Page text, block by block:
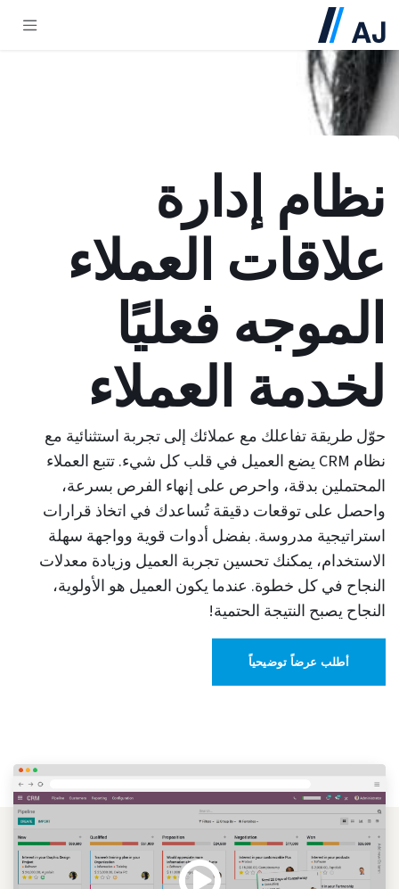
تخطي للذهاب إلى المحتوى
نظام إدارة
علاقات العملاء
الموجه فعليًا
لخدمة العملاء
حوّل طريقة تفاعلك مع عملائك إلى تجربة استثنائية مع
نظام CRM يضع العميل في قلب كل شيء. تتبع العملاء
المحتملين بدقة، واحرص على إنهاء الفرص بسرعة،
واحصل على توقعات دقيقة تُساعدك في اتخاذ قرارات
استراتيجية مدروسة. بفضل أدوات قوية وواجهة سهلة
الاستخدام، يمكنك تحسين تجربة العميل وزيادة معدلات
النجاح في كل خطوة. عندما يكون العميل هو الأولوية،
النجاح يصبح النتيجة الحتمية!
أطلب عرضاً توضيحياً